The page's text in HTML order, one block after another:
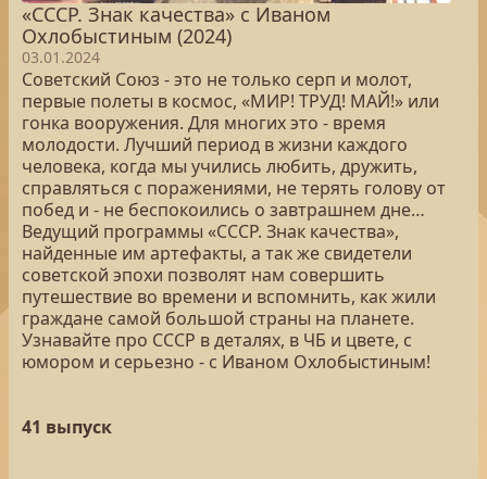
«СССР. Знак качества» с Иваном
Охлобыстиным (2024)
03.01.2024
Советский Союз - это не только серп и молот,
первые полеты в космос, «МИР! ТРУД! МАЙ!» или
гонка вооружения. Для многих это - время
молодости. Лучший период в жизни каждого
человека, когда мы учились любить, дружить,
справляться с поражениями, не терять голову от
побед и - не беспокоились о завтрашнем дне…
Ведущий программы «СССР. Знак качества»,
найденные им артефакты, а так же свидетели
советской эпохи позволят нам совершить
путешествие во времени и вспомнить, как жили
граждане самой большой страны на планете.
Узнавайте про СССР в деталях, в ЧБ и цвете, с
юмором и серьезно - с Иваном Охлобыстиным!
41 выпуск